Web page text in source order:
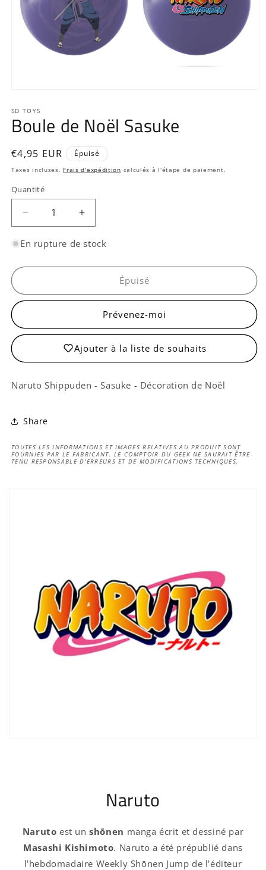
média
1
dans
modale
SD TOYS
Boule de Noël Sasuke
Prix
habituel
€4,95 EUR Épuisé
Taxes incluses. Frais d'expédition calculés à l'étape de paiement.
Quantité
Quantité
Réduire
la
quantité
Boule
Noël
Sasuke
Augmenter
la
quantité
Boule
Noël
Sasuke
En rupture de stock
Épuisé
Prévenez-moi
Ajouter à la liste de souhaits
Naruto Shippuden- Sasuke - Décoration de Noël
Share
TOUTES LES INFORMATIONS ET IMAGES RELATIVES AU PRODUIT SONT
FOURNIES PAR LE FABRICANT. LE COMPTOIR DU GEEK NE SAURAIT ÊTRE
TENU RESPONSABLE D'ERREURS ET DE MODIFICATIONS TECHNIQUES.
Naruto
Narutoest unshōnen manga écrit et dessiné par
Masashi Kishimoto. Naruto a été prépublié dans
l'hebdomadaire Weekly Shōnen Jump de l'éditeur